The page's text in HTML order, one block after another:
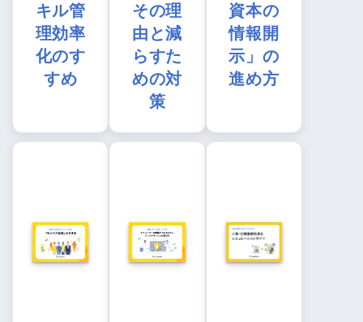
キル管
理効率
化のす
すめ
その理
由と減
らすた
めの対
策
資本の
情報開
示」の
進め方